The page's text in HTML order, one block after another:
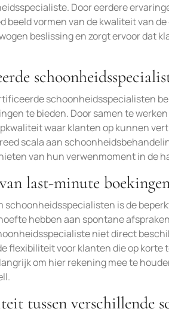
Door eerdere
vormen van de kwaliteit van
beslissing en zorgt ervoor dat
schoonheidsspecialisten
te bieden. Door samen te
waar klanten op kunnen
scala aan
van hun verwenmoment in de
last-minute
schoonheidsspecialisten is de
hebben aan spontane
niet direct
flexibiliteit voor klanten die op korte
om hier rekening mee te
tussen verschillende